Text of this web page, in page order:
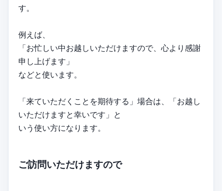
す。
例えば、
「お忙しい中お越しいただけますので、心より感謝
申し上げます」
などと使います。
「来ていただくことを期待する」場合は、「お越し
いただけますと幸いです」と
いう使い方になります。
ご訪問いただけますので